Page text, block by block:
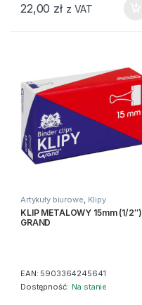
22,00 zł z VAT
Artykuły biurowe, Klipy
KLIP METALOWY 15mm (1/2″)
GRAND
EAN: 5903364245641
Dostępność: Na stanie